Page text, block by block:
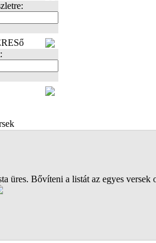
üres. Bővíteni a listát az egyes versek